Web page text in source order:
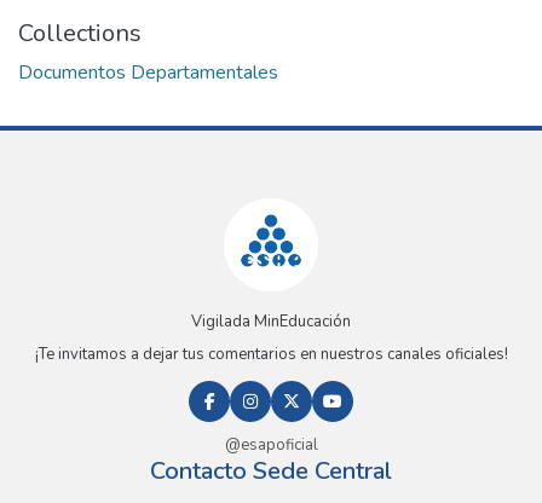
Collections
Documentos Departamentales
Vigilada MinEducación
¡Te invitamos a dejar tus comentarios en nuestros canales oficiales!
@esapoficial
Contacto Sede Central